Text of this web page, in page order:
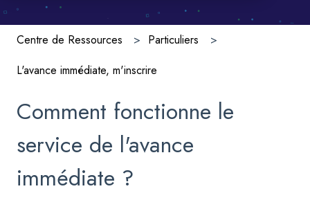
Centre de Ressources
Particuliers
L'avance immédiate, m'inscrire
Comment fonctionne le
service de l'avance
immédiate ?